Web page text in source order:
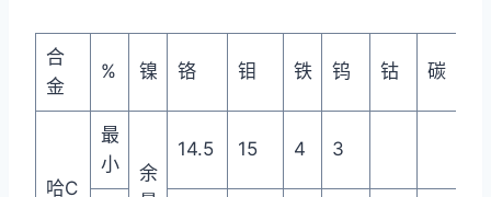
合
金
% 镍 铬 钼 铁 钨 钴 碳
哈C
最
小
余
14.5 15 4 3